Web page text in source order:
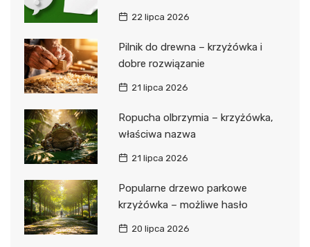
22 lipca 2026
Pilnik do drewna – krzyżówka i
dobre rozwiązanie
21 lipca 2026
Ropucha olbrzymia – krzyżówka,
właściwa nazwa
21 lipca 2026
Popularne drzewo parkowe
krzyżówka – możliwe hasło
20 lipca 2026